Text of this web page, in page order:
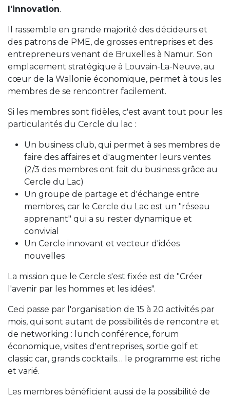
l'innovation.
Il rassemble en grande majorité des décideurs et
des patrons de PME, de grosses entreprises et des
entrepreneurs venant de Bruxelles à Namur. Son
emplacement stratégique à Louvain-La-Neuve, au
cœur de la Wallonie économique, permet à tous les
membres de se rencontrer facilement.
Si les membres sont fidèles, c'est avant tout pour les
particularités du Cercle du lac :
Un business club, qui permet à ses membres de
faire des affaires et d'augmenter leurs ventes
(2/3 des membres ont fait du business grâce au
Cercle du Lac)
Un groupe de partage et d'échange entre
membres, car le Cercle du Lac est un "réseau
apprenant" qui a su rester dynamique et
convivial
Un Cercle innovant et vecteur d'idées
nouvelles
La mission que le Cercle s'est fixée est de "Créer
l'avenir par les hommes et les idées".
Ceci passe par l'organisation de 15 à 20 activités par
mois, qui sont autant de possibilités de rencontre et
de networking : lunch conférence, forum
économique, visites d'entreprises, sortie golf et
classic car, grands cocktails… le programme est riche
et varié.
Les membres bénéficient aussi de la possibilité de